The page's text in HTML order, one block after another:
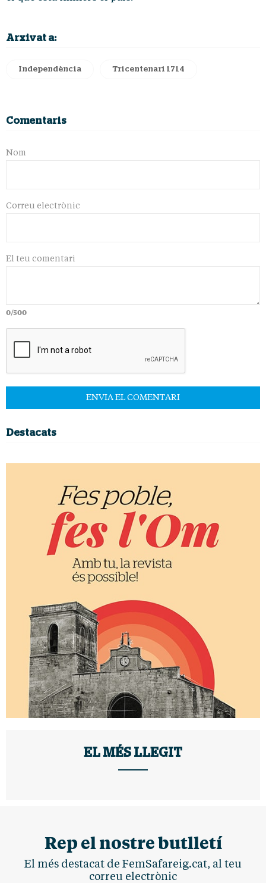
Arxivat a:
Independència Tricentenari 1714
Comentaris
Nom
Correu electrònic
El teu comentari
0/500
Destacats
EL MÉS LLEGIT
Rep el nostre butlletí
El més destacat de FemSafareig.cat, al teu
correu electrònic